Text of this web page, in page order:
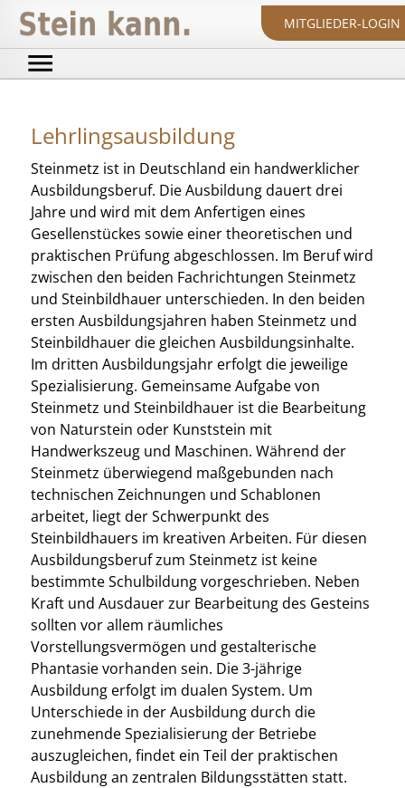
MITGLIEDER-LOGIN
Lehrlingsausbildung
Steinmetz ist in Deutschland ein handwerklicher
Ausbildungsberuf. Die Ausbildung dauert drei
Jahre und wird mit dem Anfertigen eines
Gesellenstückes sowie einer theoretischen und
praktischen Prüfung abgeschlossen. Im Beruf wird
zwischen den beiden Fachrichtungen Steinmetz
und Steinbildhauer unterschieden. In den beiden
ersten Ausbildungsjahren haben Steinmetz und
Steinbildhauer die gleichen Ausbildungsinhalte.
Im dritten Ausbildungsjahr erfolgt die jeweilige
Spezialisierung. Gemeinsame Aufgabe von
Steinmetz und Steinbildhauer ist die Bearbeitung
von Naturstein oder Kunststein mit
Handwerkszeug und Maschinen. Während der
Steinmetz überwiegend maßgebunden nach
technischen Zeichnungen und Schablonen
arbeitet, liegt der Schwerpunkt des
Steinbildhauers im kreativen Arbeiten. Für diesen
Ausbildungsberuf zum Steinmetz ist keine
bestimmte Schulbildung vorgeschrieben. Neben
Kraft und Ausdauer zur Bearbeitung des Gesteins
sollten vor allem räumliches
Vorstellungsvermögen und gestalterische
Phantasie vorhanden sein. Die 3-jährige
Ausbildung erfolgt im dualen System. Um
Unterschiede in der Ausbildung durch die
zunehmende Spezialisierung der Betriebe
auszugleichen, findet ein Teil der praktischen
Ausbildung an zentralen Bildungsstätten statt.